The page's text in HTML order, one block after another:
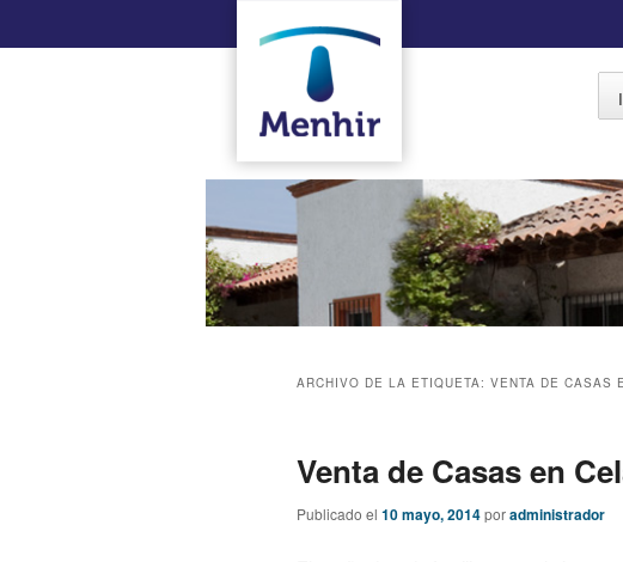
ARCHIVO DE LA ETIQUETA: VENTA DE CASAS
Venta de Casas en
Publicado el 10 mayo, 2014poradministrador